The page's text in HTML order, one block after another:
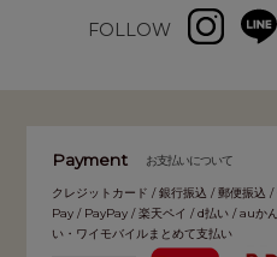
FOLLOW
Payment お支払いについて
クレジットカード / 銀行振込 / 郵便振込
Pay / PayPay / 楽天ペイ / d払い / auか
い・ワイモバイルまとめて支払い